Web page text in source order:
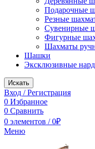
Подарочные
Резные
Сувенирные
Фигурные
Шахматы
Шашки
Эксклюзивные
Искать
Вход / Регистрация
0 Избранное
0 Сравнить
0 элементов / 0₽
Меню